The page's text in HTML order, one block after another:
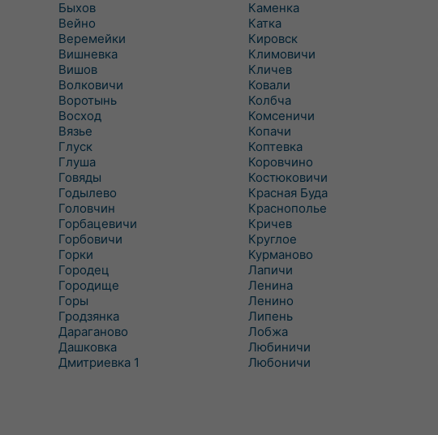
Быхов
Вейно
Веремейки
Вишневка
Вишов
Волковичи
Воротынь
Восход
Вязье
Глуск
Глуша
Говяды
Годылево
Головчин
Горбацевичи
Горбовичи
Горки
Городец
Городище
Горы
Гродзянка
Дараганово
Дашковка
Дмитриевка 1
Каменка
Катка
Кировск
Климовичи
Кличев
Ковали
Колбча
Комсеничи
Копачи
Коптевка
Коровчино
Костюковичи
Красная Буда
Краснополье
Кричев
Круглое
Курманово
Лапичи
Ленина
Ленино
Липень
Лобжа
Любиничи
Любоничи